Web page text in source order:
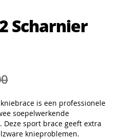
Scharnier
is een professionele
soepelwerkende
sport brace geeft extra
knieproblemen.